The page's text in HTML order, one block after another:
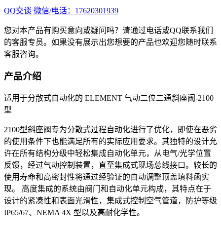
QQ交谈 微信/电话：17620301939
您对本产品有购买意向或疑问吗？请通过电话或QQ联系我们
的客服专员。如果没有展示出您想要的产品也欢迎您随时联系
客服咨询。
产品介绍
适用于分散式自动化的 ELEMENT 气动二位二通斜座阀-2100
型
2100型斜座阀专为分散式过程自动化进行了优化，即使在恶劣
的使用条件下也能满足所有的实际应用要求。其独特的设计允
许在所有结构分级中轻松集成自动化单元，从电气/光学位置
反馈，经过气动控制装置，直至集成式现场总线接口。较长的
使用寿命和高密封性将通过经验证的自动调整顶盖填料函实
现。 高度集成的系统由阀门和自动化单元构成，其特点在于
设计的紧凑性和表面光滑性，集成式控制空气管道，防护等级
IP65/67、NEMA 4X 型以及高耐化学性。